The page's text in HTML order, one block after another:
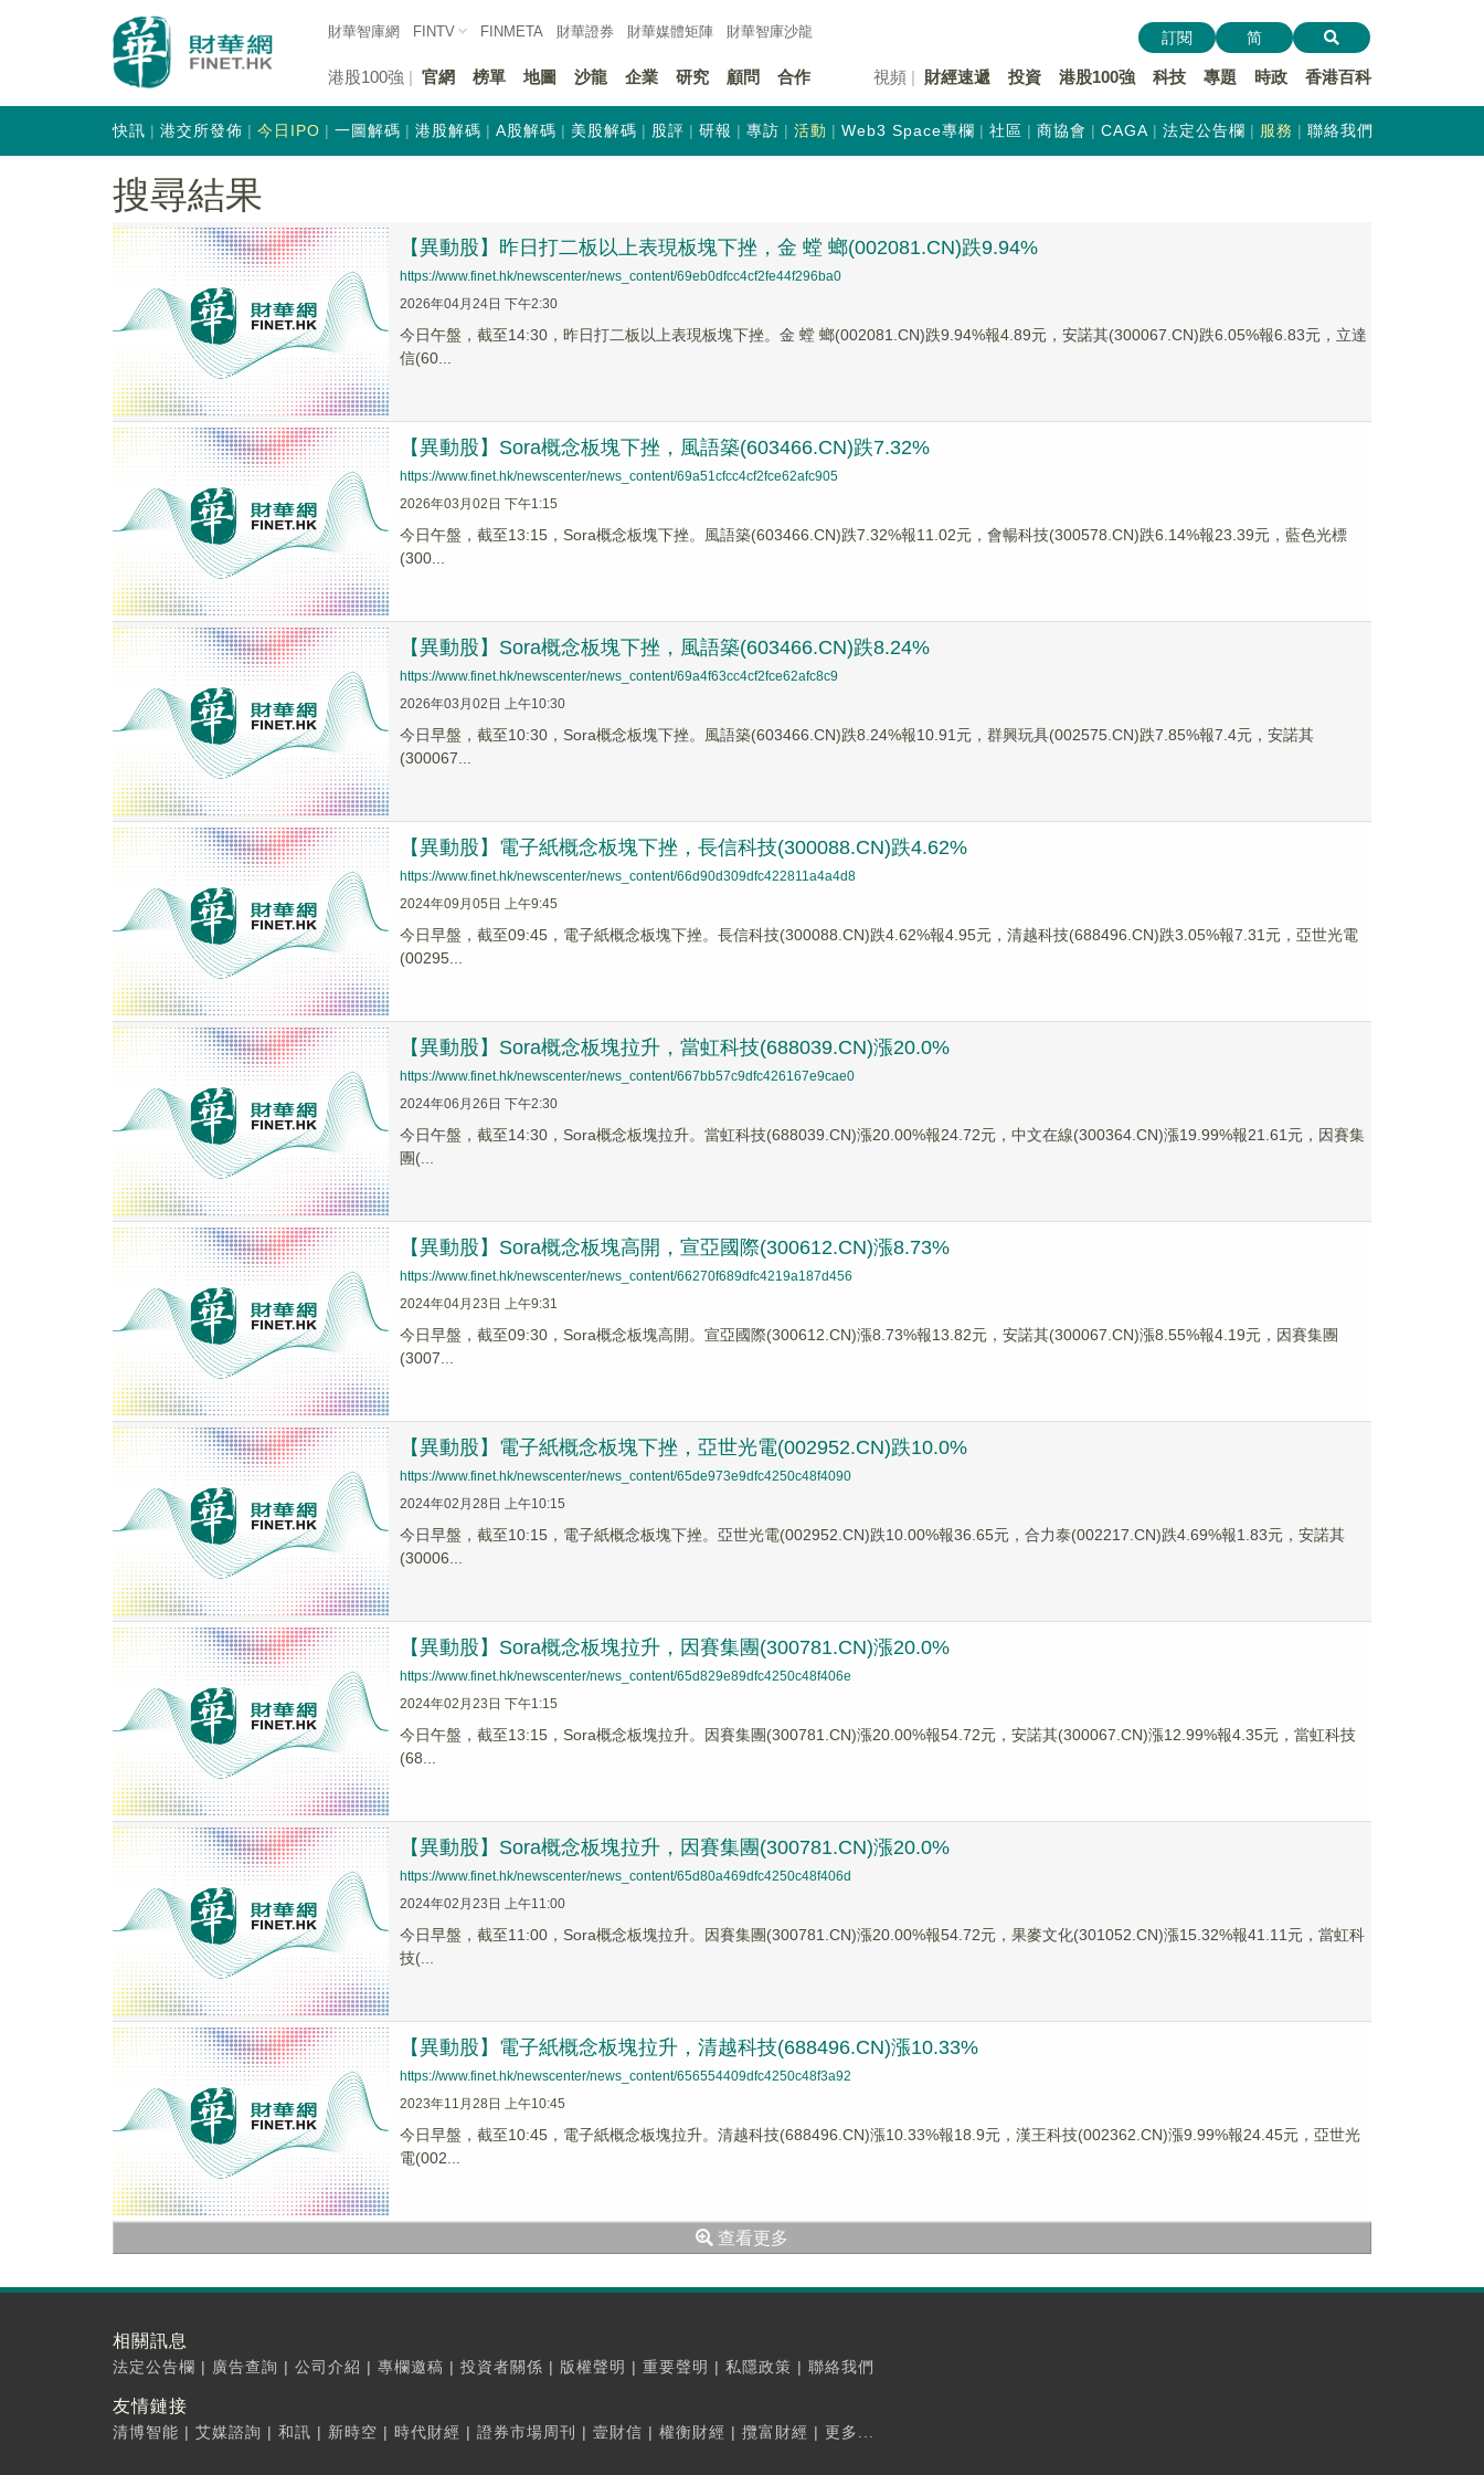
財華智庫網 FINTV FINMETA 財華證券 財華媒體矩陣 財華智庫沙龍
港股100強 官網 榜單 地圖 沙龍 企業 研究 顧問 合作 視頻 財經速遞 投資 港股100強 科技 專題 時政 香港百科
訂閱 简
快訊 港交所發佈 今日IPO 一圖解碼 港股解碼 A股解碼 美股解碼 股評 研報 專訪 活動 Web3 Space專欄 社區 商協會 CAGA 法定公告欄 服務 聯絡我們
搜尋結果
【異動股】昨日打二板以上表現板塊下挫，金 螳 螂(002081.CN)跌9.94%
https://www.finet.hk/newscenter/news_content/69eb0dfcc4cf2fe44f296ba0
2026年04月24日 下午2:30
今日午盤，截至14:30，昨日打二板以上表現板塊下挫。金 螳 螂(002081.CN)跌9.94%報4.89元，安諾其(300067.CN)跌6.05%報6.83元，立達
信(60...
【異動股】Sora概念板塊下挫，風語築(603466.CN)跌7.32%
https://www.finet.hk/newscenter/news_content/69a51cfcc4cf2fce62afc905
2026年03月02日 下午1:15
今日午盤，截至13:15，Sora概念板塊下挫。風語築(603466.CN)跌7.32%報11.02元，會暢科技(300578.CN)跌6.14%報23.39元，藍色光標
(300...
【異動股】Sora概念板塊下挫，風語築(603466.CN)跌8.24%
https://www.finet.hk/newscenter/news_content/69a4f63cc4cf2fce62afc8c9
2026年03月02日 上午10:30
今日早盤，截至10:30，Sora概念板塊下挫。風語築(603466.CN)跌8.24%報10.91元，群興玩具(002575.CN)跌7.85%報7.4元，安諾其
(300067...
【異動股】電子紙概念板塊下挫，長信科技(300088.CN)跌4.62%
https://www.finet.hk/newscenter/news_content/66d90d309dfc422811a4a4d8
2024年09月05日 上午9:45
今日早盤，截至09:45，電子紙概念板塊下挫。長信科技(300088.CN)跌4.62%報4.95元，清越科技(688496.CN)跌3.05%報7.31元，亞世光電
(00295...
【異動股】Sora概念板塊拉升，當虹科技(688039.CN)漲20.0%
https://www.finet.hk/newscenter/news_content/667bb57c9dfc426167e9cae0
2024年06月26日 下午2:30
今日午盤，截至14:30，Sora概念板塊拉升。當虹科技(688039.CN)漲20.00%報24.72元，中文在線(300364.CN)漲19.99%報21.61元，因賽集
團(...
【異動股】Sora概念板塊高開，宣亞國際(300612.CN)漲8.73%
https://www.finet.hk/newscenter/news_content/66270f689dfc4219a187d456
2024年04月23日 上午9:31
今日早盤，截至09:30，Sora概念板塊高開。宣亞國際(300612.CN)漲8.73%報13.82元，安諾其(300067.CN)漲8.55%報4.19元，因賽集團
(3007...
【異動股】電子紙概念板塊下挫，亞世光電(002952.CN)跌10.0%
https://www.finet.hk/newscenter/news_content/65de973e9dfc4250c48f4090
2024年02月28日 上午10:15
今日早盤，截至10:15，電子紙概念板塊下挫。亞世光電(002952.CN)跌10.00%報36.65元，合力泰(002217.CN)跌4.69%報1.83元，安諾其
(30006...
【異動股】Sora概念板塊拉升，因賽集團(300781.CN)漲20.0%
https://www.finet.hk/newscenter/news_content/65d829e89dfc4250c48f406e
2024年02月23日 下午1:15
今日午盤，截至13:15，Sora概念板塊拉升。因賽集團(300781.CN)漲20.00%報54.72元，安諾其(300067.CN)漲12.99%報4.35元，當虹科技
(68...
【異動股】Sora概念板塊拉升，因賽集團(300781.CN)漲20.0%
https://www.finet.hk/newscenter/news_content/65d80a469dfc4250c48f406d
2024年02月23日 上午11:00
今日早盤，截至11:00，Sora概念板塊拉升。因賽集團(300781.CN)漲20.00%報54.72元，果麥文化(301052.CN)漲15.32%報41.11元，當虹科
技(...
【異動股】電子紙概念板塊拉升，清越科技(688496.CN)漲10.33%
https://www.finet.hk/newscenter/news_content/656554409dfc4250c48f3a92
2023年11月28日 上午10:45
今日早盤，截至10:45，電子紙概念板塊拉升。清越科技(688496.CN)漲10.33%報18.9元，漢王科技(002362.CN)漲9.99%報24.45元，亞世光
電(002...
查看更多
相關訊息
法定公告欄 | 廣告查詢 | 公司介紹 | 專欄邀稿 | 投資者關係 | 版權聲明 | 重要聲明 | 私隱政策 | 聯絡我們
友情鏈接
清博智能 | 艾媒諮詢 | 和訊 | 新時空 | 時代財經 | 證券市場周刊 | 壹財信 | 權衡財經 | 攬富財經 | 更多...